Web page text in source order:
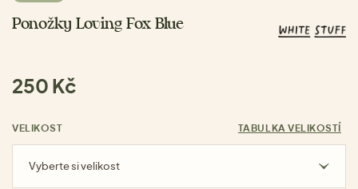
Ponožky Loving Fox Blue
250 Kč
VELIKOST TABULKA VELIKOSTÍ
Vyberte si velikost